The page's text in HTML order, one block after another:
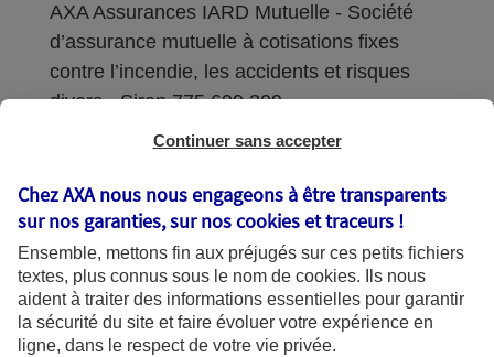
AXA Assurances IARD Mutuelle - Société
d’assurance mutuelle à cotisations fixes
contre l’incendie, les accidents et risques
divers - Siren 775 699 309
Sièges sociaux : 313 Terrasses de l’Arche –
Coordonnées de l'Autorité de contrôle
prudentiel et de résolution (ACPR) : - 4
Place de Budapest - CS 92459 - 75436
Paris Cedex 09. Le détail des procédures de
recours et de réclamation et les
Continuer sans accepter
Chez AXA nous nous engageons à être transparents
sur nos garanties, sur noscookies et traceurs !
Ensemble, mettons fin aux préjugés sur ces petits fichiers
textes, plus connus sous le nom de cookies. Ils nous
aident à traiter des informations essentielles pour garantir
la sécurité du site et faire évoluer votre expérience en
ligne, dans le respect de votre vie privée.